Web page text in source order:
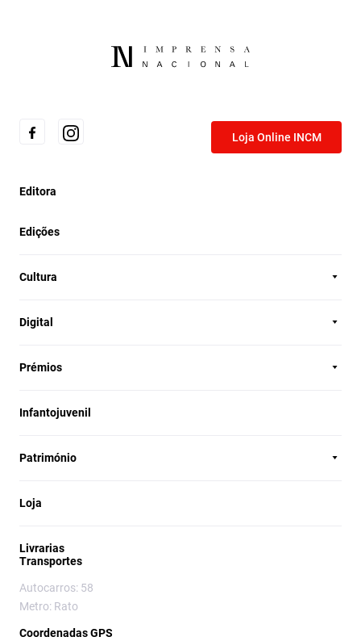
Loja Online INCM
Editora
Edições
Cultura
Digital
Prémios
Infantojuvenil
Património
Loja
Livrarias
Transportes
Autocarros: 58
Metro: Rato
Coordenadas GPS